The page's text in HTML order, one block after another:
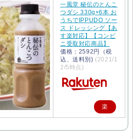
一風堂 秘伝のとんこ
つダシ 330g×6本 お
うちでIPPUDO ソー
ス ドレッシング【あ
す楽対応】【コンビ
ニ受取対応商品】
価格：2592円（税
込、送料別) (2021/1
2/5時点)
楽
天